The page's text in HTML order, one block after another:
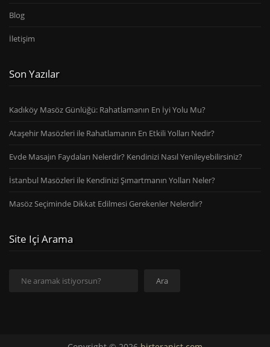
Blog
İletişim
Son Yazılar
Kadıköy Masöz Günlüğü: Rahatlamanın En İyi Yolu Mu?
Ataşehir Masözleri ile Rahatlamanın En Etkili Yolları Nedir?
Evde Masajın Faydaları Nelerdir? Kendinizi Nasıl Yenileyebilirsiniz?
İstanbul Masözleri ile Kendinizi Şımartmanın Yolları Neler?
Masöz Seçiminde Dikkat Edilmesi Gerekenler Nelerdir?
Site Içi Arama
Ara